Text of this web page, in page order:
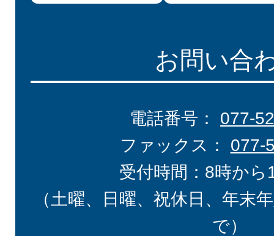
お問い合
電話番号： 077-
ファックス： 077-
受付時間：8時から
（土曜、日曜、祝休日、年末
で）